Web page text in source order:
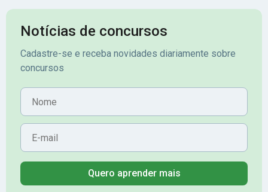
Notícias de concursos
Cadastre-se e receba novidades diariamente sobre
concursos
Nome
E-mail
Quero aprender mais